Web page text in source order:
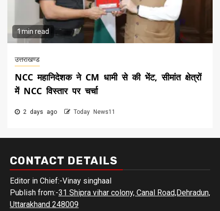
1 min read
उत्तराखण्ड
NCC महानिदेशक ने CM धामी से की भेंट, सीमांत क्षेत्रों
में NCC विस्तार पर चर्चा
2 days ago Today News11
CONTACT DETAILS
Editor in Chief:-Vinay singhaal
Publish from:-31 Shipra vihar colony, Canal Road,Dehradun,
Uttarakhand 248009